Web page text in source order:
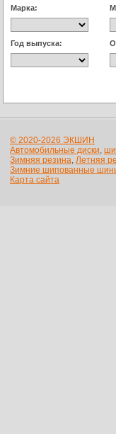
Марка:
Год выпуска:
© 2020-2026 ЭКШИН
Автомобильные диски,
Зимняя резина, Летняя
Зимние шипованные
Карта сайта